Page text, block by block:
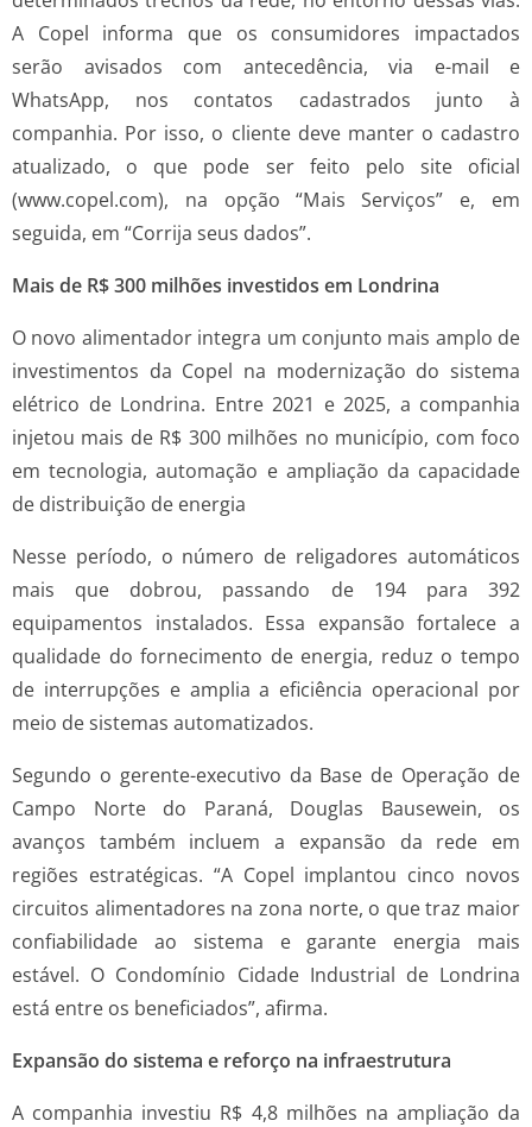
A Copel informa que os consumidores impactados
serão avisados com antecedência, via e-mail e
WhatsApp, nos contatos cadastrados junto à
companhia. Por isso, o cliente deve manter o cadastro
atualizado, o que pode ser feito pelo site oficial
(www.copel.com), na opção “Mais Serviços” e, em
seguida, em “Corrija seus dados”.
Mais de R$ 300 milhões investidos em Londrina
O novo alimentador integra um conjunto mais amplo de
investimentos da Copel na modernização do sistema
elétrico de Londrina. Entre 2021 e 2025, a companhia
injetou mais de R$ 300 milhões no município, com foco
em tecnologia, automação e ampliação da capacidade
de distribuição de energia
Nesse período, o número de religadores automáticos
mais que dobrou, passando de 194 para 392
equipamentos instalados. Essa expansão fortalece a
qualidade do fornecimento de energia, reduz o tempo
de interrupções e amplia a eficiência operacional por
meio de sistemas automatizados.
Segundo o gerente-executivo da Base de Operação de
Campo Norte do Paraná, Douglas Bausewein, os
avanços também incluem a expansão da rede em
regiões estratégicas. “A Copel implantou cinco novos
circuitos alimentadores na zona norte, o que traz maior
confiabilidade ao sistema e garante energia mais
estável. O Condomínio Cidade Industrial de Londrina
está entre os beneficiados”, afirma.
Expansão do sistema e reforço na infraestrutura
A companhia investiu R$ 4,8 milhões na ampliação da